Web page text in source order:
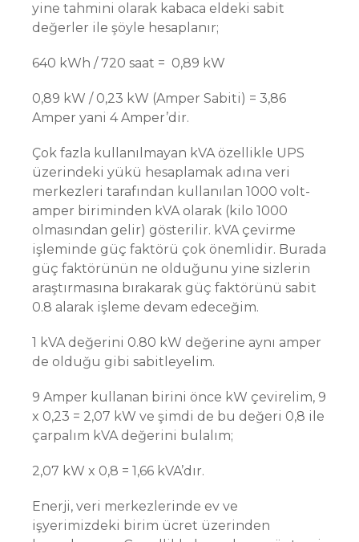
yine tahmini olarak kabaca eldeki sabit
değerler ile şöyle hesaplanır;
640 kWh / 720 saat = 0,89 kW
0,89 kW / 0,23 kW (Amper Sabiti) = 3,86
Amper yani 4 Amper’dir.
Çok fazla kullanılmayan kVA özellikle UPS
üzerindeki yükü hesaplamak adına veri
merkezleri tarafından kullanılan 1000 volt-
amper biriminden kVA olarak (kilo 1000
olmasından gelir) gösterilir. kVA çevirme
işleminde güç faktörü çok önemlidir. Burada
güç faktörünün ne olduğunu yine sizlerin
araştırmasına bırakarak güç faktörünü sabit
0.8 alarak işleme devam edeceğim.
1 kVA değerini 0.80 kW değerine aynı amper
de olduğu gibi sabitleyelim.
9 Amper kullanan birini önce kW çevirelim, 9
x 0,23 = 2,07 kW ve şimdi de bu değeri 0,8 ile
çarpalım kVA değerini bulalım;
2,07 kW x 0,8 = 1,66 kVA’dır.
Enerji, veri merkezlerinde ev ve
işyerimizdeki birim ücret üzerinden